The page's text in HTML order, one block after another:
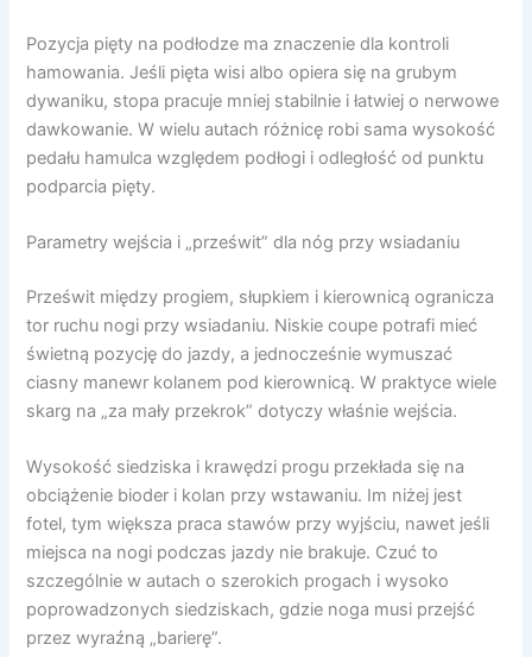
Pozycja pięty na podłodze ma znaczenie dla kontroli
hamowania. Jeśli pięta wisi albo opiera się na grubym
dywaniku, stopa pracuje mniej stabilnie i łatwiej o nerwowe
dawkowanie. W wielu autach różnicę robi sama wysokość
pedału hamulca względem podłogi i odległość od punktu
podparcia pięty.
Parametry wejścia i „prześwit” dla nóg przy wsiadaniu
Prześwit między progiem, słupkiem i kierownicą ogranicza
tor ruchu nogi przy wsiadaniu. Niskie coupe potrafi mieć
świetną pozycję do jazdy, a jednocześnie wymuszać
ciasny manewr kolanem pod kierownicą. W praktyce wiele
skarg na „za mały przekrok” dotyczy właśnie wejścia.
Wysokość siedziska i krawędzi progu przekłada się na
obciążenie bioder i kolan przy wstawaniu. Im niżej jest
fotel, tym większa praca stawów przy wyjściu, nawet jeśli
miejsca na nogi podczas jazdy nie brakuje. Czuć to
szczególnie w autach o szerokich progach i wysoko
poprowadzonych siedziskach, gdzie noga musi przejść
przez wyraźną „barierę”.